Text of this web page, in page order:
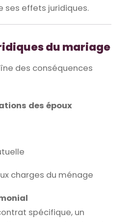
ses effets juridiques.
du mariage
des conséquences
des époux
charges du ménage
spécifique, un